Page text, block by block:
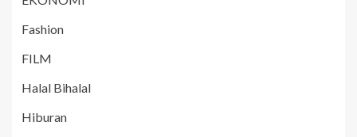
Fashion
FILM
Halal Bihalal
Hiburan